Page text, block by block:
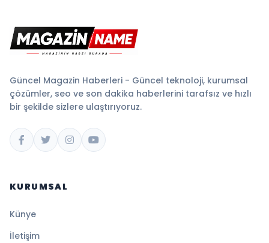
Güncel Magazin Haberleri - Güncel teknoloji, kurumsal
çözümler, seo ve son dakika haberlerini tarafsız ve hızlı
bir şekilde sizlere ulaştırıyoruz.
KURUMSAL
Künye
İletişim